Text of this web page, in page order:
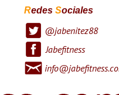
Redes Sociales
@jabenitez88
Jabefitness